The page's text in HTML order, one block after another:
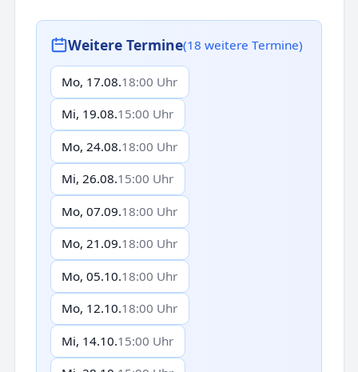
Weitere Termine(18 weitere Termine)
Mo, 17.08.18:00 Uhr
Mi, 19.08.15:00 Uhr
Mo, 24.08.18:00 Uhr
Mi, 26.08.15:00 Uhr
Mo, 07.09.18:00 Uhr
Mo, 21.09.18:00 Uhr
Mo, 05.10.18:00 Uhr
Mo, 12.10.18:00 Uhr
Mi, 14.10.15:00 Uhr